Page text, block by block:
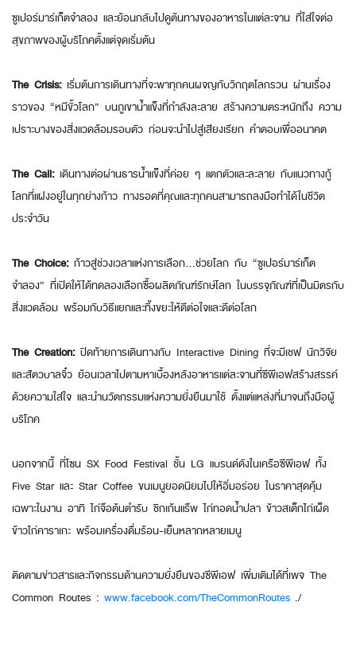
ซูเปอร์มาร์เก็ตจำลอง และย้อนกลับไปดูต้นทางของอาหารในแต่ละจาน ที่ใส่ใจต่อ
สุขภาพของผู้บริโภคตั้งแต่จุดเริ่มต้น
The Crisis: เริ่มต้นการเดินทางที่จะพาทุกคนผจญกับวิกฤตโลกรวน ผ่านเรื่อง
ราวของ “หมีขั้วโลก” บนภูเขาน้ำแข็งที่กำลังละลาย สร้างความตระหนักถึง ความ
เปราะบางของสิ่งแวดล้อมรอบตัว ก่อนจะนำไปสู่เสียงเรียก คำตอบเพื่ออนาคต
The Call: เดินทางต่อผ่านธารน้ำแข็งที่ค่อย ๆ แตกตัวและละลาย กับแนวทางกู้
โลกที่แฝงอยู่ในทุกย่างก้าว ทางรอดที่คุณและทุกคนสามารถลงมือทำได้ในชีวิต
ประจำวัน
The Choice: ก้าวสู่ช่วงเวลาแห่งการเลือก...ช่วยโลก กับ “ซูเปอร์มาร์เก็ต
จำลอง” ที่เปิดให้ได้ทดลองเลือกซื้อผลิตภัณฑ์รักษ์โลก ในบรรจุภัณฑ์ที่เป็นมิตรกับ
สิ่งแวดล้อม พร้อมกับวิธีแยกและทิ้งขยะให้ดีต่อใจและดีต่อโลก
The Creation: ปิดท้ายการเดินทางกับ Interactive Dining ที่จะมีเชฟ นักวิจัย
และสัตวบาลจิ๋ว ย้อนเวลาไปตามหาเบื้องหลังอาหารแต่ละจานที่ซีพีเอฟสร้างสรรค์
ด้วยความใส่ใจ และนำนวัตกรรมแห่งความยั่งยืนมาใช้ ตั้งแต่แหล่งที่มาจนถึงมือผู้
บริโภค
นอกจากนี้ ที่โซน SX Food Festival ชั้น LG แบรนด์ดังในเครือซีพีเอฟ ทั้ง
Five Star และ Star Coffee ขนเมนูยอดนิยมไปให้อิ่มอร่อย ในราคาสุดคุ้ม
เฉพาะในงาน อาทิ ไก่จ๊อต้นตำรับ ชิกเก้นแร๊พ ไก่ทอดน้ำปลา ข้าวสเต็กไก่เผ็ด
ข้าวไก่คาราเกะ พร้อมเครื่องดื่มร้อน-เย็นหลากหลายเมนู
ติดตามข่าวสารและกิจกรรมด้านความยั่งยืนของซีพีเอฟ เพิ่มเติมได้ที่เพจ The
Common Routes : www.facebook.com/TheCommonRoutes ./